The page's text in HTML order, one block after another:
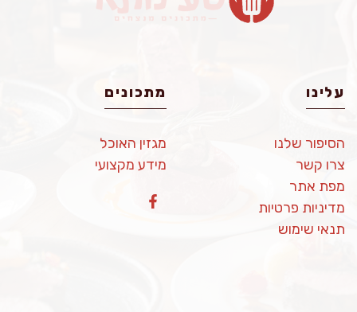
עלינו
הסיפור שלנו
צרו קשר
מפת אתר
מדיניות פרטיות
תנאי שימוש
מתכונים
מגזין האוכל
מידע מקצועי